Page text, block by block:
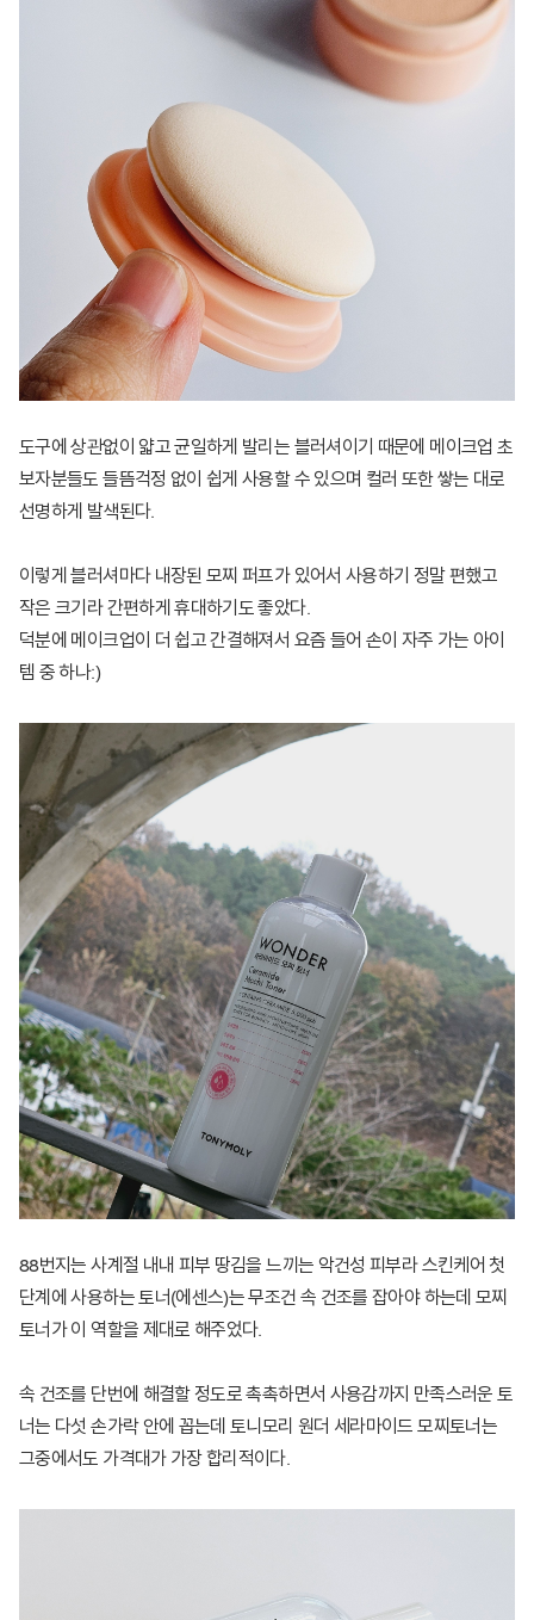
도구에 상관없이 얇고 균일하게 발리는 블러셔이기 때문에 메이크업 초
보자분들도 들뜸걱정 없이 쉽게 사용할 수 있으며 컬러 또한 쌓는 대로
선명하게 발색된다.
이렇게 블러셔마다 내장된 모찌 퍼프가 있어서 사용하기 정말 편했고
작은 크기라 간편하게 휴대하기도 좋았다.
​덕분에 메이크업이 더 쉽고 간결해져서 요즘 들어 손이 자주 가는 아이
템 중 하나:)
88번지는 사계절 내내 피부 땅김을 느끼는 악건성 피부라 스킨케어 첫
단계에 사용하는 토너(에센스)는 무조건 속 건조를 잡아야 하는데 모찌
토너가 이 역할을 제대로 해주었다.
속 건조를 단번에 해결할 정도로 촉촉하면서 사용감까지 만족스러운 토
너는 다섯 손가락 안에 꼽는데 토니모리 원더 세라마이드 모찌토너는
그중에서도 가격대가 가장 합리적이다.